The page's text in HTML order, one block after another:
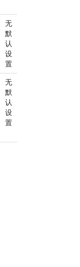
无
默
认
设
置
无
默
认
设
置